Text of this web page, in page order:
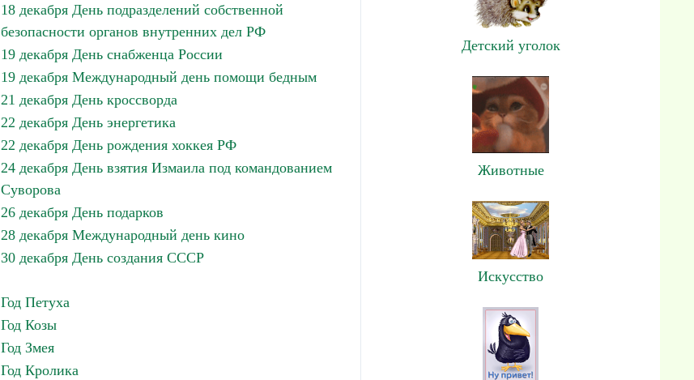
18 декабря День подразделений собственной
безопасности органов внутренних дел РФ
19 декабря День снабженца России
19 декабря Международный день помощи бедным
21 декабря День кроссворда
22 декабря День энергетика
22 декабря День рождения хоккея РФ
24 декабря День взятия Измаила под командованием
Суворова
26 декабря День подарков
28 декабря Международный день кино
30 декабря День создания СССР
Год Петуха
Год Козы
Год Змея
Год Кролика
Детский уголок
Животные
Искусство